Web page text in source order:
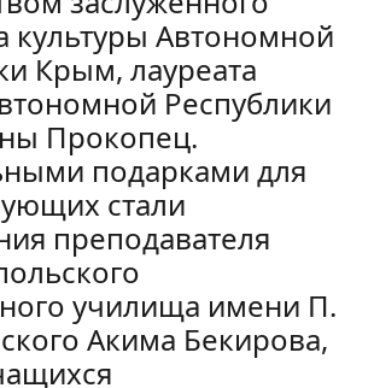
культуры Автономной
Крым, лауреата
Республики
Прокопец.
подарками для
стали
преподавателя
училища имени П.
Акима Бекирова,